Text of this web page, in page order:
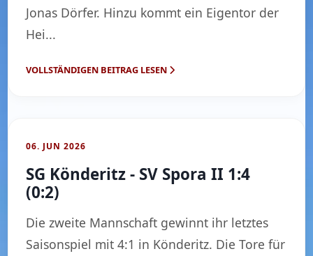
Jonas Dörfer. Hinzu kommt ein Eigentor der
Hei...
VOLLSTÄNDIGEN BEITRAG LESEN
06. JUN 2026
SG Könderitz - SV Spora II 1:4
(0:2)
Die zweite Mannschaft gewinnt ihr letztes
Saisonspiel mit 4:1 in Könderitz. Die Tore für